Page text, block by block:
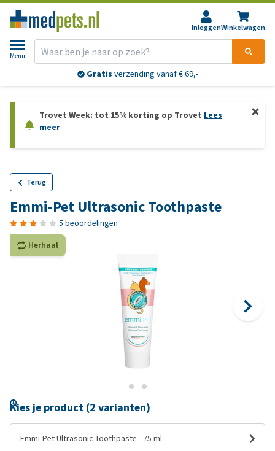
InloggenWinkelwagen
Menu
Gratis verzending vanaf € 69,-
Trovet Week: tot 15% korting op Trovet Lees
meer
Terug
Emmi-Pet Ultrasonic Toothpaste
5 beoordelingen
Herhaal
Kies je product (2 varianten)
Emmi-Pet Ultrasonic Toothpaste - 75 ml